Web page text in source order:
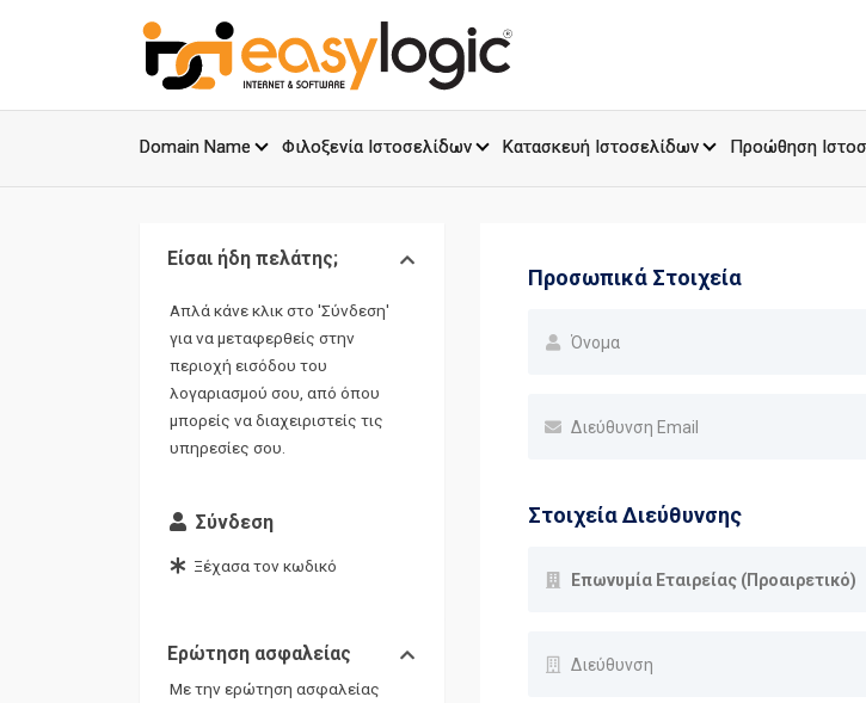
Domain Name Φιλοξενία Ιστοσελίδων Κατασκευή Ιστοσελίδων Προώθηση
Είσαι ήδη πελάτης;
Απλά κάνε κλικ στο 'Σύνδεση'
για να μεταφερθείς στην
περιοχή εισόδου του
λογαριασμού σου, από όπου
μπορείς να διαχειριστείς τις
υπηρεσίες σου.
Σύνδεση
Ξέχασα τον κωδικό
Eρώτηση ασφαλείας
Με την ερώτηση ασφαλείας
Προσωπικά Στοιχεία
Στοιχεία Διεύθυνσης